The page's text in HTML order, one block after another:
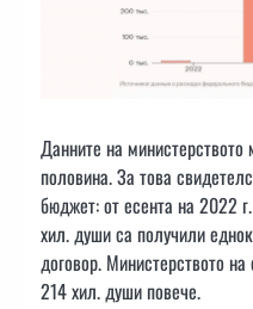
Данните на
половина. За това
бюджет: от есента на 2022
хил. души са получили
договор. Министерството
214 хил. души повече.